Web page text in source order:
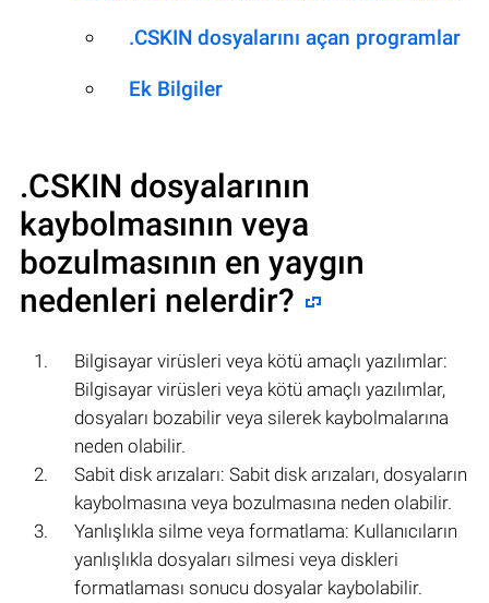
.CSKIN dosyalarını açan programlar
Ek Bilgiler
.CSKIN dosyalarının
kaybolmasının veya
bozulmasının en yaygın
nedenleri nelerdir?
Bilgisayar virüsleri veya kötü amaçlı yazılımlar:
Bilgisayar virüsleri veya kötü amaçlı yazılımlar,
dosyaları bozabilir veya silerek kaybolmalarına
neden olabilir.
Sabit disk arızaları: Sabit disk arızaları, dosyaların
kaybolmasına veya bozulmasına neden olabilir.
Yanlışlıkla silme veya formatlama: Kullanıcıların
yanlışlıkla dosyaları silmesi veya diskleri
formatlaması sonucu dosyalar kaybolabilir.